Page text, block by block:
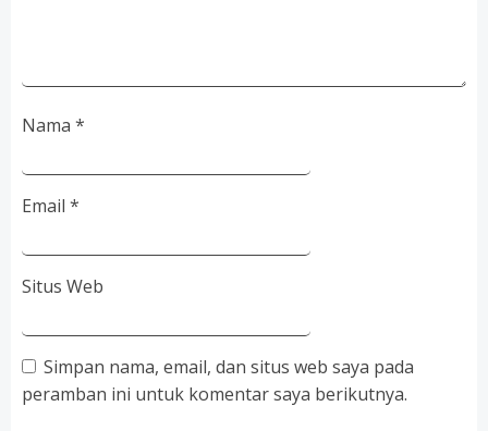
Nama *
Email *
Situs Web
Simpan nama, email, dan situs web saya pada
peramban ini untuk komentar saya berikutnya.